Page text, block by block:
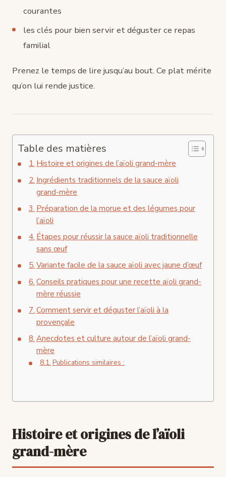
courantes
les clés pour bien servir et déguster ce repas
familial
Prenez le temps de lire jusqu’au bout. Ce plat mérite
qu’on lui rende justice.
Table des matières
Histoire et origines de l’aïoli grand-mère
Ingrédients traditionnels de la sauce aïoli
grand-mère
Préparation de la morue et des légumes pour
l’aïoli
Étapes pour réussir la sauce aïoli traditionnelle
sans œuf
Variante facile de la sauce aïoli avec jaune d’œuf
Conseils pratiques pour une recette aïoli grand-
mère réussie
Comment servir et déguster l’aïoli à la
provençale
Anecdotes et culture autour de l’aïoli grand-
mère
Publications similaires :
Histoire et origines de l’aïoli
grand-mère